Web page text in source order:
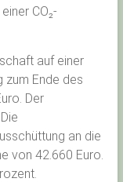
CO₂-
auf einer
zum Ende des
Der
an die
von 42.660 Euro.